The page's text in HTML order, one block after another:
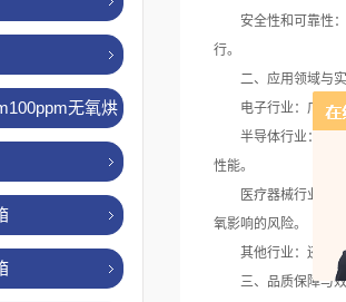
无氧烘
安全性和可靠性：
行。
二、应用领域与实
电子行业：广泛应
半导体行业：在半
性能。
医疗器械行业：许
氧影响的风险。
其他行业：还广泛
三、品质保障与效